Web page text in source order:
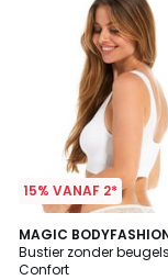
15% VANAF 2*
MAGIC
Bustier zonder
Confort
3.9
/ 5
3
Kleuren